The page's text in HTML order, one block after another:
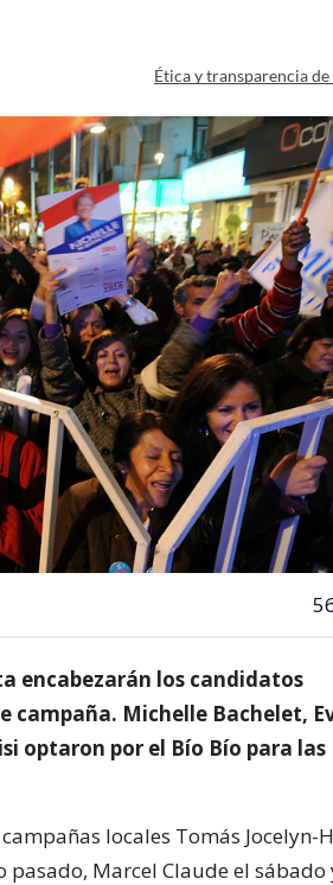
Ética y transparencia
encabezarán los candidatos
campaña. Michelle Bachelet,
optaron por el Bío Bío para las
locales Tomás Jocelyn-
Marcel Claude el sábado